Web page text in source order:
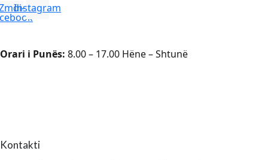
Instagram
Orari i Punës: 8.00 – 17.00 Hëne – Shtunë
Kontakti